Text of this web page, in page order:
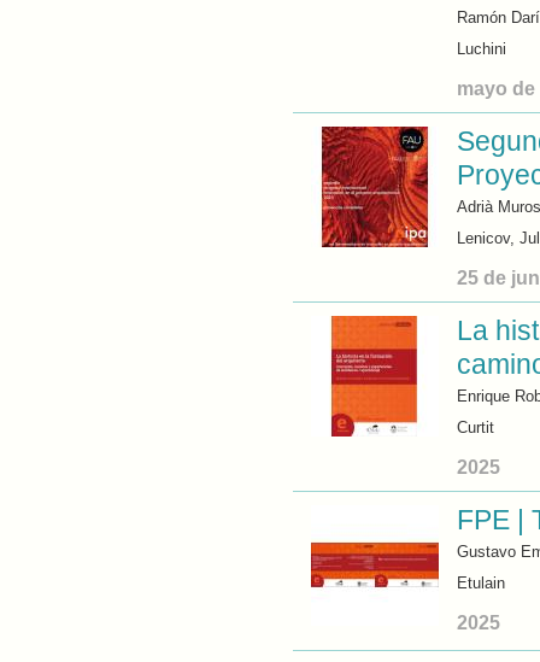
Ramón
Luchini
mayo de
Adrià
Lenicov,
25 de
La
Enrique
Curtit
2025
FPE |
Gustavo
Etulain
2025